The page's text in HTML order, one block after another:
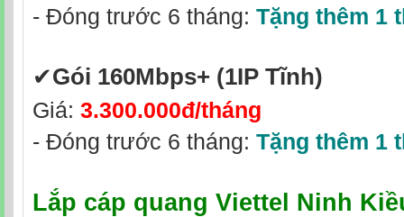
- Đóng trước 6 tháng: Tặng thêm 1
✔‎Gói 160Mbps+ (1IP Tĩnh)
Giá: 3.300.000đ/tháng
- Đóng trước 6 tháng: Tặng thêm 1
Lắp cáp quang Viettel Ninh